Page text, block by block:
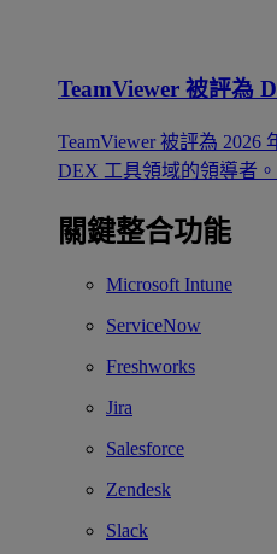
TeamViewer 被評為
TeamViewer 被評為 2026
DEX 工具領域的領導者。
關鍵整合功能
Microsoft Intune
ServiceNow
Freshworks
Jira
Salesforce
Zendesk
Slack